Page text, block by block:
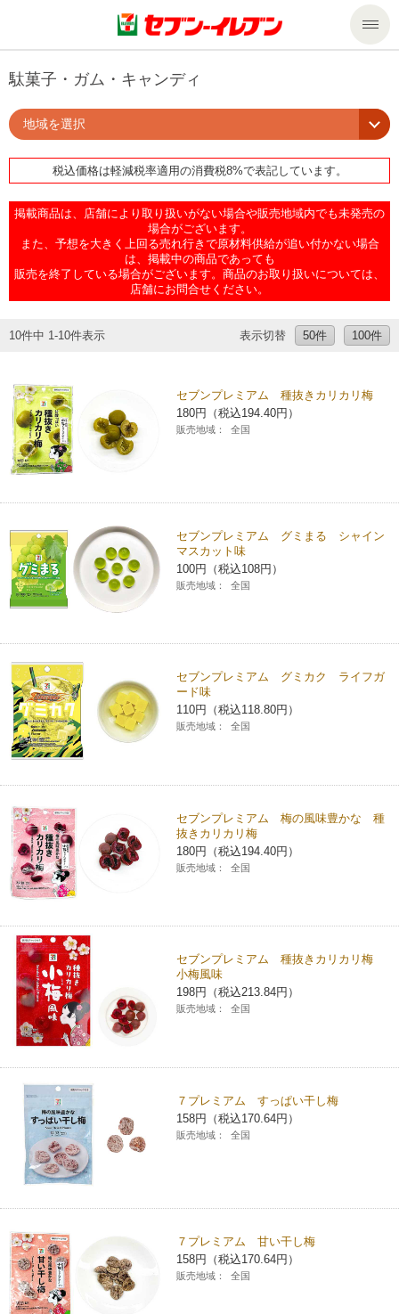
商品のご案内
商品のご案内トップ
今週の新商品
商品カテゴリ一覧
ギフト
プリペイドカード・金券
ニンテンドー・ダウンロードカード
セール・キャンペーン
サービス
nanacoトップ
コピー
プリント
ファクス
プリペイドサービス
スポーツ振興くじ
保険
学び・教育
宅配便
切手・はがき・印紙
ご利用可能なお支払い方法
スマホプリペイド
レジでApple Accountにチャージ
コインランドリー（店舗限定）
宅配ロッカー（店舗限定）
モバイルバッテリーシェアリング（店舗限定）
モバイルWi-Fiバッテリーシェアリング（店舗限定）
荷物預かりサービス「ecbocloakエクボクローク」（店舗限定）
パウダースペース ラブン（店舗限定）
ソフトバンクギフト
チケットサービス
セブンチケット
イープラス
JTB
セブン‐イレブンでお受取り
セブンネットショッピング
企業情報トップ
ニュースリリース
企業理念
会社概要
貸借対照表・損益計算書
沿革
売上高、店舗数推移
セブン‐イレブンの海外事業
セブン‐イレブンの「商品力」
セブン-イレブンの横顔
セブン-イレブンの歴史
私たちの取組み
サステナビリティ
セブン＆アイ・ホールディングスの重点課題
サステナビリティ活動基本方針
サステナビリティ推進体制
GREEN CHALLENGE 2050
サステナビリティニュース
サステナビリティレポート
加盟店オーナー募集
店舗検索
ネットショッピング
お問い合わせ
Language
English (Services)
中文[繁體字](服務)
简体中文(服务)
한국어(서비스)
ภาษาไทย(บริการ)
駄菓子・ガム・キャンディ
地域を選択
税込価格は軽減税率適用の消費税8%で表記しています。
掲載商品は、店舗により取り扱いがない場合や販売地域内でも未発売の
場合がございます。
また、予想を大きく上回る売れ行きで原材料供給が追い付かない場合
は、掲載中の商品であっても
販売を終了している場合がございます。商品のお取り扱いについては、
店舗にお問合せください。
10件中 1-10件表示 表示切替 50件 100件
セブンプレミアム 種抜きカリカリ梅
180円（税込194.40円）
販売地域： 全国
セブンプレミアム グミまる シャイン
マスカット味
100円（税込108円）
販売地域： 全国
セブンプレミアム グミカク ライフガ
ード味
110円（税込118.80円）
販売地域： 全国
セブンプレミアム 梅の風味豊かな 種
抜きカリカリ梅
180円（税込194.40円）
販売地域： 全国
セブンプレミアム 種抜きカリカリ梅
小梅風味
198円（税込213.84円）
販売地域： 全国
７プレミアム すっぱい干し梅
158円（税込170.64円）
販売地域： 全国
７プレミアム 甘い干し梅
158円（税込170.64円）
販売地域： 全国